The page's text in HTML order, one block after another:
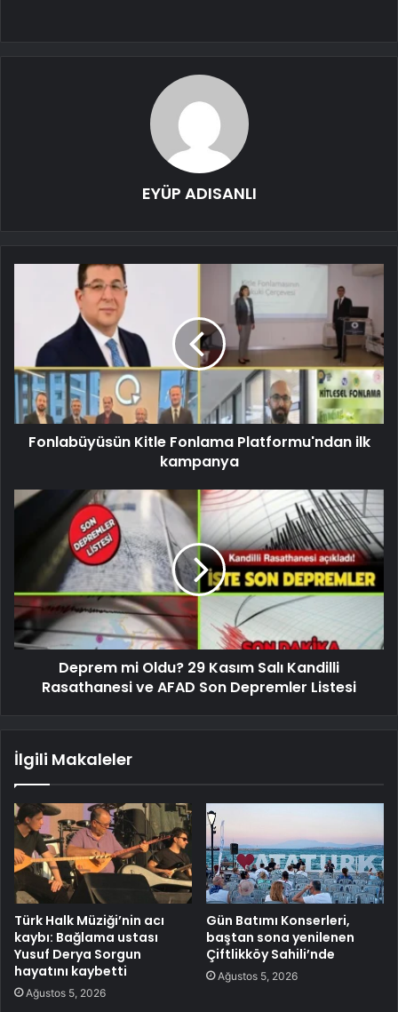
EYÜP ADISANLI
Fonlabüyüsün Kitle Fonlama Platformu'ndan ilk
kampanya
Deprem mi Oldu? 29 Kasım Salı Kandilli
Rasathanesi ve AFAD Son Depremler Listesi
İlgili Makaleler
Türk Halk Müziği’nin acı
kaybı: Bağlama ustası
Yusuf Derya Sorgun
hayatını kaybetti
Ağustos 5, 2026
Gün Batımı Konserleri,
baştan sona yenilenen
Çiftlikköy Sahili’nde
Ağustos 5, 2026